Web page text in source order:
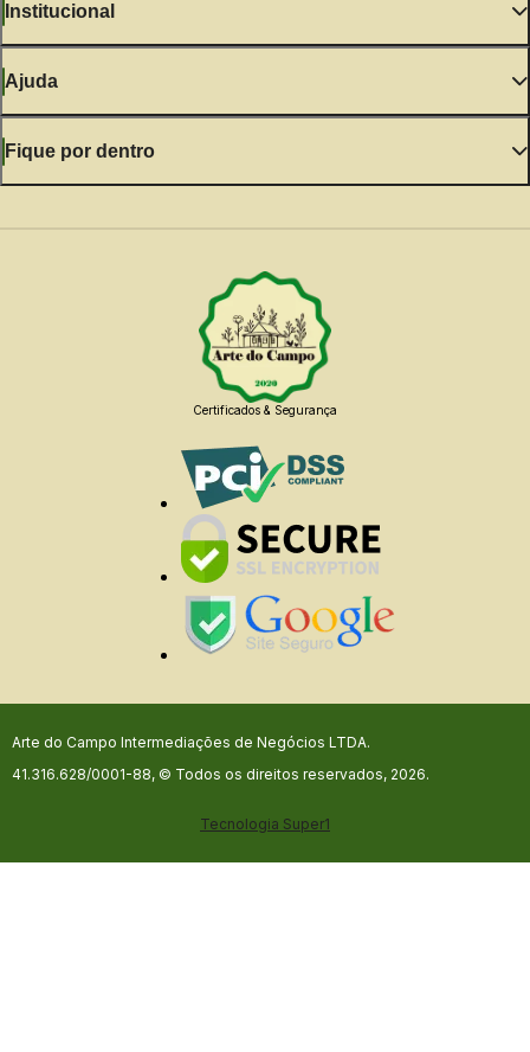
Institucional
Ajuda
Fique por dentro
Certificados & Segurança
Arte do Campo Intermediações de Negócios LTDA.
41.316.628/0001-88, © Todos os direitos reservados, 2026.
Tecnologia Super1